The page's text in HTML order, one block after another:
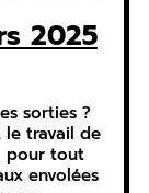
2025
sorties ?
le travail de
pour tout
envolées